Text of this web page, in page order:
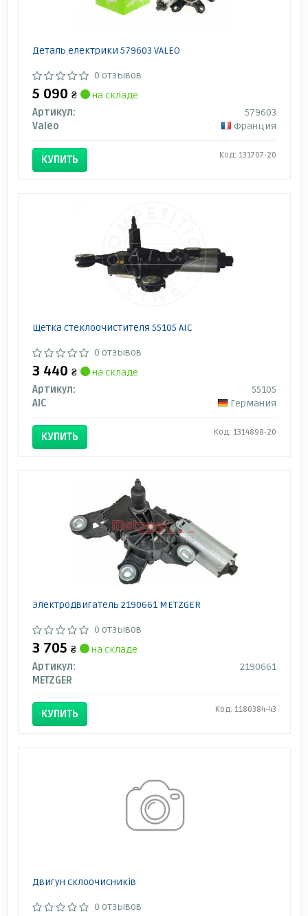
Деталь електрики 579603 VALEO
0 отзывов
5 090 ₴
на складе
Артикул:
579603
Valeo
Франция
КУПИТЬ Код: 131707-20
Щетка стеклоочистителя 55105 AIC
0 отзывов
3 440 ₴
на складе
Артикул:
55105
AIC
Германия
КУПИТЬ Код: 1314898-20
Электродвигатель 2190661 METZGER
0 отзывов
3 705 ₴
на складе
Артикул:
2190661
METZGER
КУПИТЬ Код: 1180384-43
Двигун склоочисників
0 отзывов